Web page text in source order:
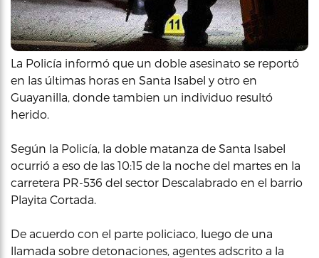
La Policía informó que un doble asesinato se reportó
en las últimas horas en Santa Isabel y otro en
Guayanilla, donde tambien un individuo resultó
herido.
Según la Policía, la doble matanza de Santa Isabel
ocurrió a eso de las 10:15 de la noche del martes en la
carretera PR-536 del sector Descalabrado en el barrio
Playita Cortada.
De acuerdo con el parte policiaco, luego de una
llamada sobre detonaciones, agentes adscrito a la